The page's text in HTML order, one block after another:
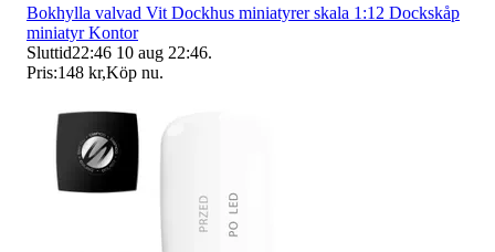
Bokhylla valvad Vit Dockhus miniatyrer skala 1:12 Dockskåp
miniatyr Kontor
Sluttid22:46 10 aug 22:46.
Pris:148 kr,Köp nu.